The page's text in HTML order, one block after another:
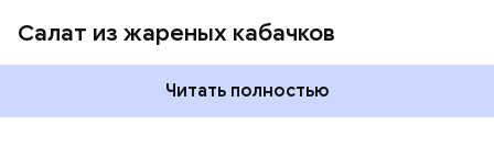
Салат из жареных кабачков
Читать полностью
кремний — укрепляет кости, зубы, волосы и
ногти и оказывает омолаживающее действие;